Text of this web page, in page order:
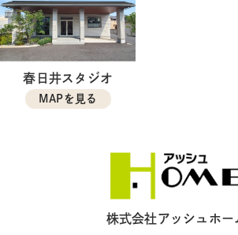
春日井スタジオ
MAPを見る
株式会社アッシュホー